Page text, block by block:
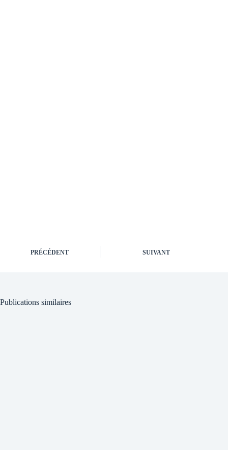
PRÉCÉDENT SUIVANT
Publications similaires